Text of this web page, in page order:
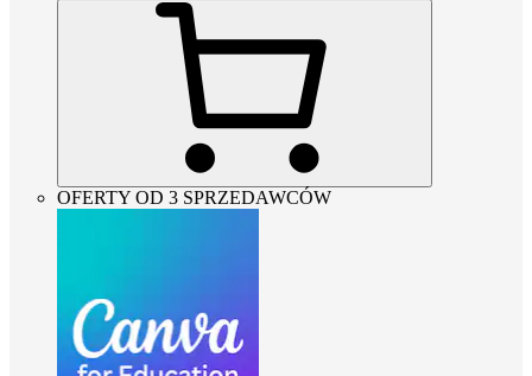
OFERTY OD 3 SPRZEDAWCÓW